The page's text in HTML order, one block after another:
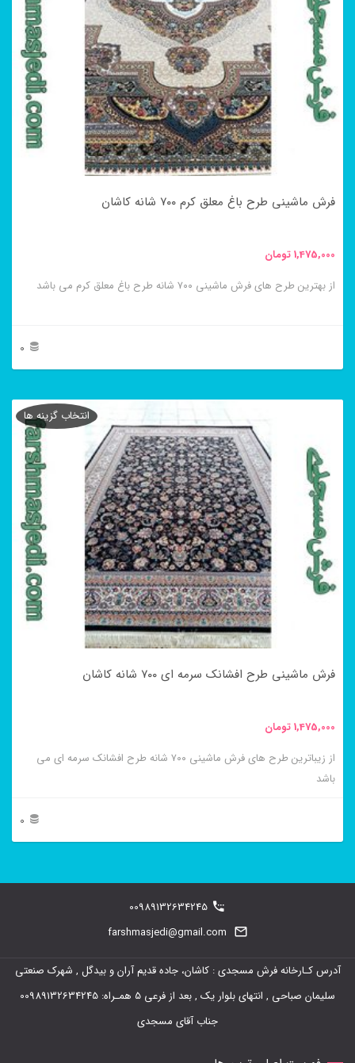
مختلفی
باشد.
گزینه
ها
صفحه
انتخاب
شوند
فرش ماشینی طرح باغ معلق کرم ۷۰۰ شانه کاشان
1,475,000تومان
از بهترین طرح های فرش ماشینی ۷۰۰ شانه طرح باغ معلق کرم می باشد
0
محصول
مختلفی
باشد.
گزینه
ها
صفحه
انتخاب
شوند
فرش ماشینی طرح افشانک سرمه ای ۷۰۰ شانه کاشان
1,475,000تومان
از زیباترین طرح های فرش ماشینی ۷۰۰ شانه طرح افشانک سرمه ای می
باشد
0
انتخاب گزینه ها
می
باشد.
00989132634245
farshmasjedi@gmail.com
آدرس کـارخانه فرش مسجدی : کاشان، جاده قدیم آران و بیدگل , شهرک صنعتی
سلیمان صباحی , انتهای بلوار یک , بعد از فرعی 5 همـراه: 00989132634245
جناب آقای مسجدی